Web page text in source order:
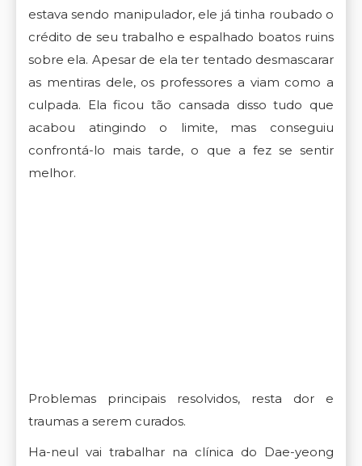
estava sendo manipulador, ele já tinha roubado o
crédito de seu trabalho e espalhado boatos ruins
sobre ela. Apesar de ela ter tentado desmascarar
as mentiras dele, os professores a viam como a
culpada. Ela ficou tão cansada disso tudo que
acabou atingindo o limite, mas conseguiu
confrontá-lo mais tarde, o que a fez se sentir
melhor.
Problemas principais resolvidos, resta dor e
traumas a serem curados.
Ha-neul vai trabalhar na clínica do Dae-yeong